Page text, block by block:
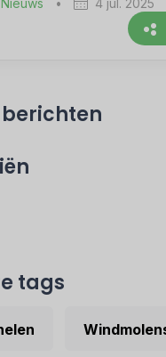
Nieuws • 4 jul. 2025
berichten
tags